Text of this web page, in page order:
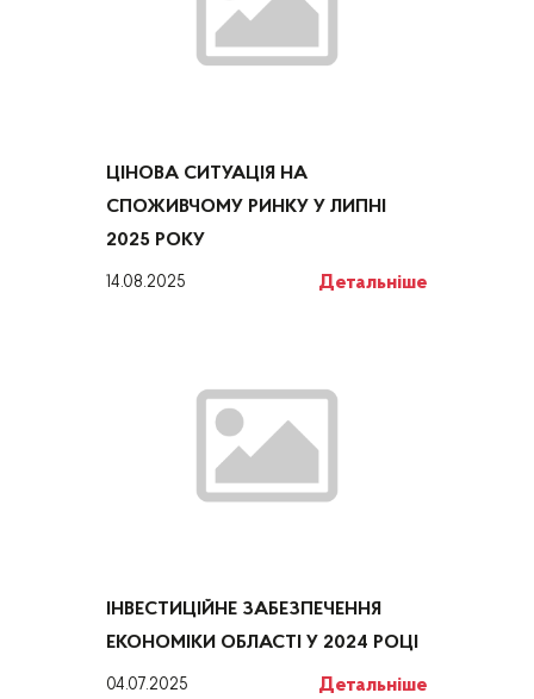
ЦІНОВА СИТУАЦІЯ НА
СПОЖИВЧОМУ РИНКУ У ЛИПНІ
2025 РОКУ
14.08.2025 Детальніше
ІНВЕСТИЦІЙНЕ ЗАБЕЗПЕЧЕННЯ
ЕКОНОМІКИ ОБЛАСТІ У 2024 РОЦІ
04.07.2025 Детальніше